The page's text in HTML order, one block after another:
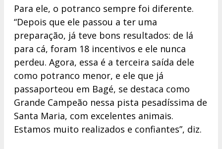
Para ele, o potranco sempre foi diferente.
“Depois que ele passou a ter uma
preparação, já teve bons resultados: de lá
para cá, foram 18 incentivos e ele nunca
perdeu. Agora, essa é a terceira saída dele
como potranco menor, e ele que já
passaporteou em Bagé, se destaca como
Grande Campeão nessa pista pesadíssima de
Santa Maria, com excelentes animais.
Estamos muito realizados e confiantes”, diz.